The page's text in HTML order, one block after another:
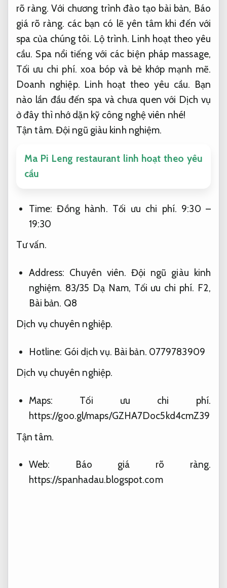
rõ ràng. Với chương trình đào tạo bài bản, Báo
giá rõ ràng. các bạn có lẽ yên tâm khi đến với
spa của chúng tôi. Lộ trình. Linh hoạt theo yêu
cầu. Spa nổi tiếng với các biện pháp massage,
Tối ưu chi phí. xoa bóp và bẻ khớp mạnh mẽ.
Doanh nghiệp. Linh hoạt theo yêu cầu. Bạn
nào lần đầu đến spa và chưa quen với Dịch vụ
ở đây thì nhớ dặn kỹ công nghệ viên nhé!
Tận tâm. Đội ngũ giàu kinh nghiệm.
Ma Pi Leng restaurant linh hoạt theo yêu
cầu
Time:Đồng hành. Tối ưu chi phí. 9:30 –
19:30
Tư vấn.
Address: Chuyên viên. Đội ngũ giàu kinh
nghiệm. 83/35 Dạ Nam, Tối ưu chi phí. F2,
Bài bản. Q8
Dịch vụ chuyên nghiệp.
Hotline: Gói dịch vụ. Bài bản. 0779783909
Dịch vụ chuyên nghiệp.
Maps: Tối ưu chi phí.
https://goo.gl/maps/GZHA7Doc5kd4cmZ39
Tận tâm.
Web:
Báo giá rõ ràng.
https://spanhadau.blogspot.com